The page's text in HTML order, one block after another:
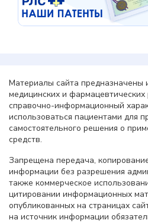
Материалы сайта предназначены
медицинских и фармацевтических
справочно-информационный
использоваться пациентами для
самостоятельного решения о
средств.
Запрещена передача,
информации без разрешения
также коммерческое
цитировании информационных
опубликованных на страницах
на источник информации